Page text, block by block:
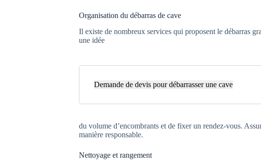
Organisation du débarras de cave
Il existe de nombreux services qui proposent le débarras
une idée
Demande de devis pour débarrasser une cave
du volume d’encombrants et de fixer un rendez-vous.
manière responsable.
Nettoyage et rangement